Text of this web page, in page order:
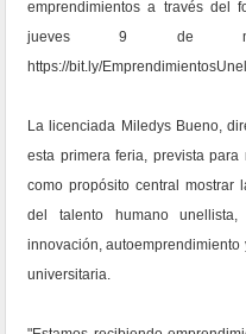
emprendimientos a través del
jueves 9 de
https://bit.ly/
La licenciada Miledys Bueno,
esta primera feria, prevista
como propósito central mostrar
del talento humano
innovación,
universitaria.